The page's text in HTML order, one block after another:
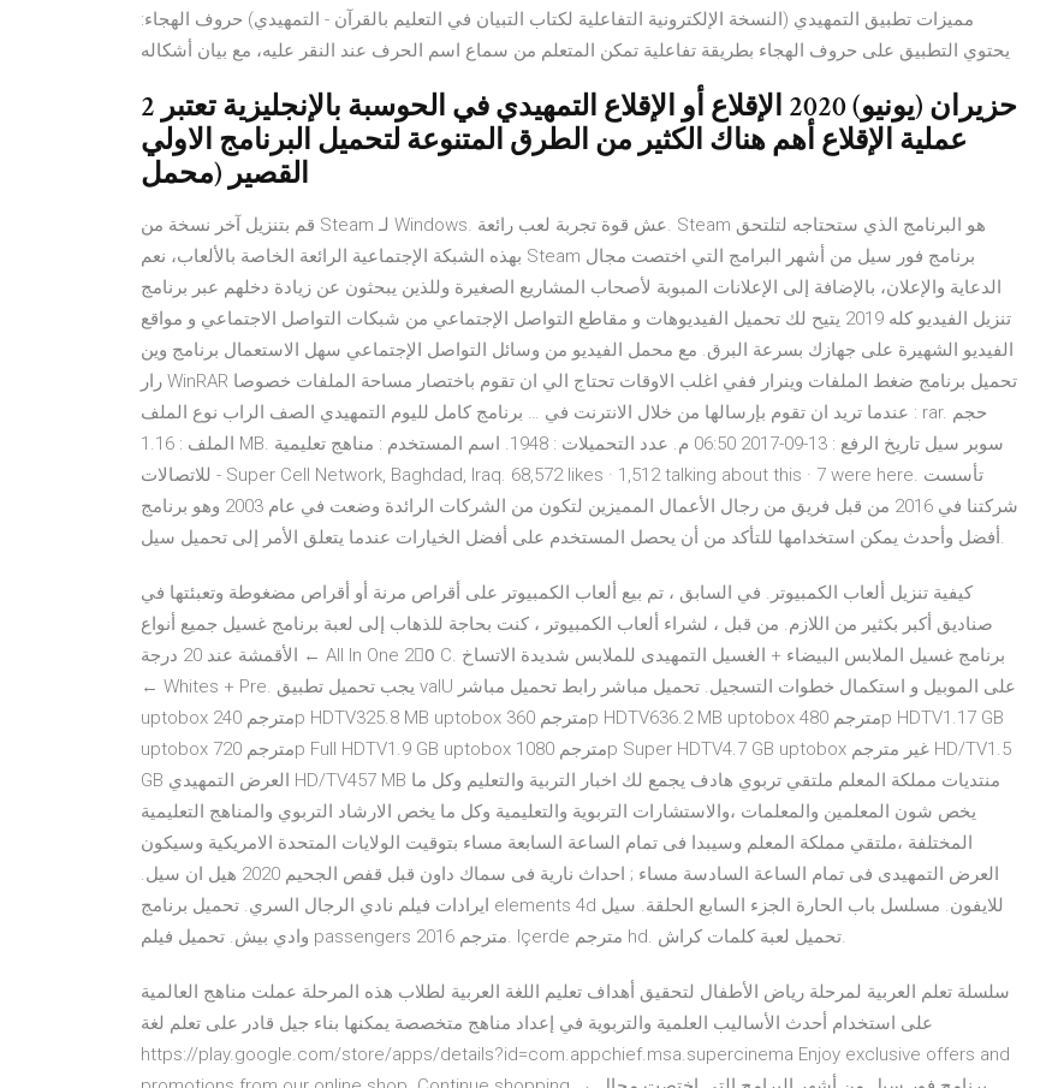
مميزات تطبيق التمهيدي (النسخة الإلكترونية التفاعلية لكتاب التبيان في التعليم بالقرآن - التمهيدي) حروف الهجاء:
يحتوي التطبيق على حروف الهجاء بطريقة تفاعلية تمكن المتعلم من سماع اسم الحرف عند النقر عليه، مع بيان أشكاله
2 حزيران (يونيو) 2020 الإقلاع أو الإقلاع التمهيدي في الحوسبة بالإنجليزية تعتبر
عملية الإقلاع أهم هناك الكثير من الطرق المتنوعة لتحميل البرنامج الاولي
قم بتنزيل آخر نسخة من Steam لـ Windows. عش قوة تجربة لعب رائعة. Steam هو البرنامج الذي ستحتاجه لتلتحق
بهذه الشبكة الإجتماعية الرائعة الخاصة بالألعاب، نعم Steam برنامج فور سيل من أشهر البرامج التي اختصت مجال
الدعاية والإعلان، بالإضافة إلى الإعلانات المبوبة لأصحاب المشاريع الصغيرة وللذين يبحثون عن زيادة دخلهم عبر برنامج
تنزيل الفيديو كله 2019 يتيح لك تحميل الفيديوهات و مقاطع التواصل الإجتماعي من شبكات التواصل الاجتماعي و مواقع
الفيديو الشهيرة على جهازك بسرعة البرق. مع محمل الفيديو من وسائل التواصل الإجتماعي سهل الاستعمال برنامج وين
رار WinRAR تحميل برنامج ضغط الملفات وينرار ففي اغلب الاوقات تحتاج الي ان تقوم باختصار مساحة الملفات خصوصا
عندما تريد ان تقوم بإرسالها من خلال الانترنت في … برنامج كامل لليوم التمهيدي الصف الراب نوع الملف : rar. حجم
الملف : 1.16 MB. تاريخ الرفع : 13-09-2017 06:50 م. عدد التحميلات : 1948. اسم المستخدم : مناهج تعليمية ‎سوبر سيل
للاتصالات - Super Cell Network‎, Baghdad, Iraq. 68,572 likes · 1,512 talking about this · 7 were here. ‎تأسست
شركتنا في 2016 من قبل فريق من رجال الأعمال المميزين لتكون من الشركات الرائدة وضعت في عام 2003 وهو برنامج
أفضل وأحدث يمكن استخدامها للتأكد من أن يحصل المستخدم على أفضل الخيارات عندما يتعلق الأمر إلى تحميل سيل.
كيفية تنزيل ألعاب الكمبيوتر. في السابق ، تم بيع ألعاب الكمبيوتر على أقراص مرنة أو أقراص مضغوطة وتعبئتها في
صناديق أكبر بكثير من اللازم. من قبل ، لشراء ألعاب الكمبيوتر ، كنت بحاجة للذهاب إلى لعبة برنامج غسيل جميع أنواع
الأقمشة عند 20 درجة ← All In One 20ْ C. برنامج غسيل الملابس البيضاء + الغسيل التمهيدى للملابس شديدة الاتساخ
← Whites + Pre. يجب تحميل تطبيق valU على الموبيل و استكمال خطوات التسجيل. تحميل مباشر رابط تحميل مباشر
uptobox مترجم 240p HDTV325.8 MB uptobox مترجم 360p HDTV636.2 MB uptobox مترجم 480p HDTV1.17 GB
uptobox مترجم 720p Full HDTV1.9 GB uptobox مترجم 1080p Super HDTV4.7 GB uptobox غير مترجم HD/TV1.5
GB العرض التمهيدي HD/TV457 MB منتديات مملكة المعلم ملتقي تربوي هادف يجمع لك اخبار التربية والتعليم وكل ما
يخص شون المعلمين والمعلمات ،والاستشارات التربوية والتعليمية وكل ما يخص الارشاد التربوي والمناهج التعليمية
المختلفة ،ملتقي مملكة المعلم وسيبدا فى تمام الساعة السابعة مساء بتوقيت الولايات المتحدة الامريكية وسيكون
العرض التمهيدى فى تمام الساعة السادسة مساء ; احداث نارية فى سماك داون قبل قفص الجحيم 2020 هيل ان سيل.
ايرادات فيلم نادي الرجال السري. تحميل برنامج elements 4d للايفون. مسلسل باب الحارة الجزء السابع الحلقة. سيل
وادي بيش. تحميل فيلم passengers 2016 مترجم. Içerde مترجم hd. تحميل لعبة كلمات كراش.
سلسلة تعلم العربية لمرحلة رياض الأطفال لتحقيق أهداف تعليم اللغة العربية لطلاب هذه المرحلة عملت مناهج العالمية
على استخدام أحدث الأساليب العلمية والتربوية في إعداد مناهج متخصصة يمكنها بناء جيل قادر على تعلم لغة
https://play.google.com/store/apps/details?id=com.appchief.msa.supercinema Enjoy exclusive offers and